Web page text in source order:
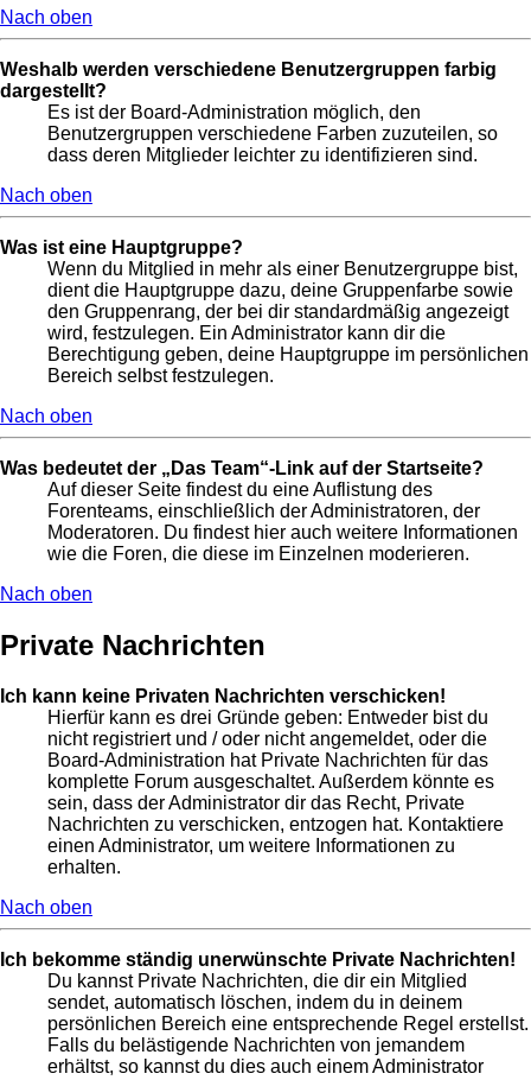
Nach oben
Weshalb werden verschiedene Benutzergruppen farbig
dargestellt?
Es ist der Board-Administration möglich, den
Benutzergruppen verschiedene Farben zuzuteilen, so
dass deren Mitglieder leichter zu identifizieren sind.
Nach oben
Was ist eine Hauptgruppe?
Wenn du Mitglied in mehr als einer Benutzergruppe bist,
dient die Hauptgruppe dazu, deine Gruppenfarbe sowie
den Gruppenrang, der bei dir standardmäßig angezeigt
wird, festzulegen. Ein Administrator kann dir die
Berechtigung geben, deine Hauptgruppe im persönlichen
Bereich selbst festzulegen.
Nach oben
Was bedeutet der „Das Team“-Link auf der Startseite?
Auf dieser Seite findest du eine Auflistung des
Forenteams, einschließlich der Administratoren, der
Moderatoren. Du findest hier auch weitere Informationen
wie die Foren, die diese im Einzelnen moderieren.
Nach oben
Private Nachrichten
Ich kann keine Privaten Nachrichten verschicken!
Hierfür kann es drei Gründe geben: Entweder bist du
nicht registriert und / oder nicht angemeldet, oder die
Board-Administration hat Private Nachrichten für das
komplette Forum ausgeschaltet. Außerdem könnte es
sein, dass der Administrator dir das Recht, Private
Nachrichten zu verschicken, entzogen hat. Kontaktiere
einen Administrator, um weitere Informationen zu
erhalten.
Nach oben
Ich bekomme ständig unerwünschte Private Nachrichten!
Du kannst Private Nachrichten, die dir ein Mitglied
sendet, automatisch löschen, indem du in deinem
persönlichen Bereich eine entsprechende Regel erstellst.
Falls du belästigende Nachrichten von jemandem
erhältst, so kannst du dies auch einem Administrator